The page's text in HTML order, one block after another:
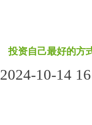
投资自己最好的方
2024-10-14